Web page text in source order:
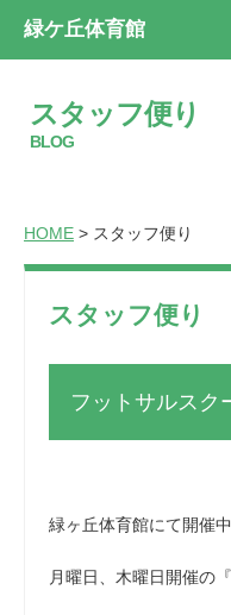
緑ケ丘体育館
スタッフ便り
BLOG
HOME > スタッフ便り
スタッフ便り
フットサルスク
緑ヶ丘体育館にて開催
月曜日、木曜日開催の